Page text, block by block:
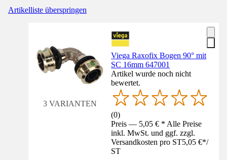
Artikelliste überspringen
3 VARIANTEN
Viega Raxofix Bogen 90° mit
SC 16mm 647001
Artikel wurde noch nicht
bewertet.
(0)
Preis — 5,05 € * Alle Preise
inkl. MwSt. und ggf. zzgl.
Versandkosten pro ST5,05 €*/
ST